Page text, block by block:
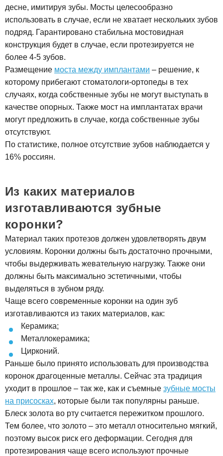
десне, имитируя зубы. Мосты целесообразно
использовать в случае, если не хватает нескольких зубов
подряд. Гарантировано стабильна мостовидная
конструкция будет в случае, если протезируется не
более 4-5 зубов.
Размещение моста между имплантами – решение, к
которому прибегают стоматологи-ортопеды в тех
случаях, когда собственные зубы не могут выступать в
качестве опорных. Также мост на имплантатах врачи
могут предложить в случае, когда собственные зубы
отсутствуют.
По статистике, полное отсутствие зубов наблюдается у
16% россиян.
Из каких материалов
изготавливаются зубные
коронки?
Материал таких протезов должен удовлетворять двум
условиям. Коронки должны быть достаточно прочными,
чтобы выдерживать жевательную нагрузку. Также они
должны быть максимально эстетичными, чтобы
выделяться в зубном ряду.
Чаще всего современные коронки на один зуб
изготавливаются из таких материалов, как:
Керамика;
Металлокерамика;
Цирконий.
Раньше было принято использовать для производства
коронок драгоценные металлы. Сейчас эта традиция
уходит в прошлое – так же, как и съемные зубные мосты
на присосках, которые были так популярны раньше.
Блеск золота во рту считается пережитком прошлого.
Тем более, что золото – это металл относительно мягкий,
поэтому высок риск его деформации. Сегодня для
протезирования чаще всего используют прочные